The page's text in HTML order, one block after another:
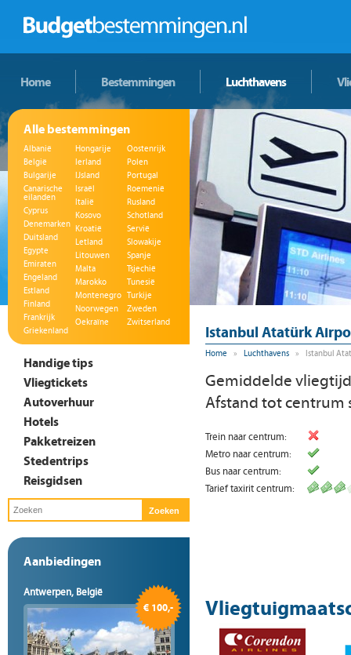
Home Bestemmingen Luchthavens
Alle bestemmingen
Albanië
België
Bulgarije
Canarische
eilanden
Cyprus
Denemarken
Duitsland
Egypte
Emiraten
Engeland
Estland
Finland
Frankrijk
Griekenland
Hongarije
Ierland
IJsland
Israël
Italië
Kosovo
Kroatië
Letland
Litouwen
Malta
Marokko
Montenegro
Noorwegen
Oekraïne
Oostenrijk
Polen
Portugal
Roemenië
Rusland
Schotland
Servië
Slowakije
Spanje
Tsjechië
Tunesië
Turkije
Zweden
Zwitserland
Handige tips
Vliegtickets
Autoverhuur
Hotels
Pakketreizen
Stedentrips
Reisgidsen
Aanbiedingen
Antwerpen, België
€ 100,-
Istanbul Atatürk
Home » Luchthavens » Istanbul
Gemiddelde
Afstand tot centrum
Trein naar centrum:
Metro naar centrum:
Bus naar centrum:
Tarief taxirit centrum: